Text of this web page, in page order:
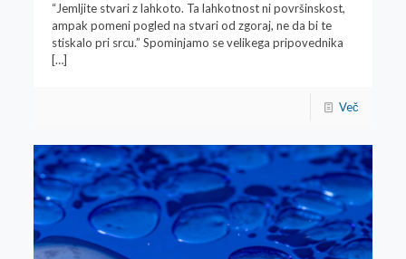
“Jemljite stvari z lahkoto. Ta lahkotnost ni površinskost,
ampak pomeni pogled na stvari od zgoraj, ne da bi te
stiskalo pri srcu.” Spominjamo se velikega pripovednika
[…]
Več